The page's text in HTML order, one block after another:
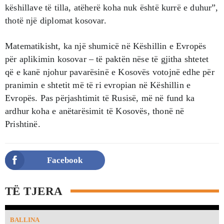
këshillave të tilla, atëherë koha nuk është kurrë e duhur”,
thotë një diplomat kosovar.
Matematikisht, ka një shumicë në Këshillin e Evropës
për aplikimin kosovar – të paktën nëse të gjitha shtetet
që e kanë njohur pavarësinë e Kosovës votojnë edhe për
pranimin e shtetit më të ri evropian në Këshillin e
Evropës. Pas përjashtimit të Rusisë, më në fund ka
ardhur koha e anëtarësimit të Kosovës, thonë në
Prishtinë.
Facebook
TË TJERA
BALLINA